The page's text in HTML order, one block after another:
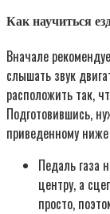
Как научиться
Вначале
слышать звук
расположить так,
Подготовившись,
приведенному ниже
Педаль газа
центру, а
просто,